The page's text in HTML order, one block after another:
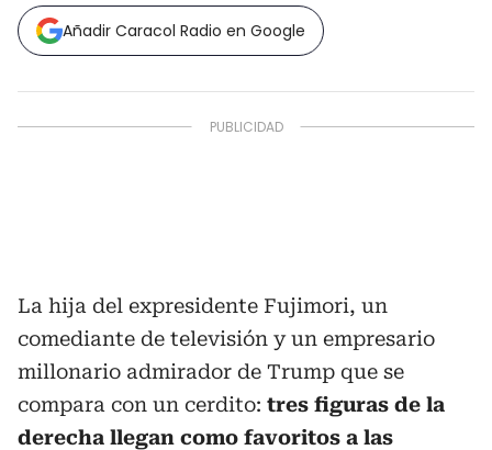
Añadir Caracol Radio en Google
La hija del expresidente Fujimori, un
comediante de televisión y un empresario
millonario admirador de Trump que se
compara con un cerdito: tres figuras de la
derecha llegan como favoritos a las